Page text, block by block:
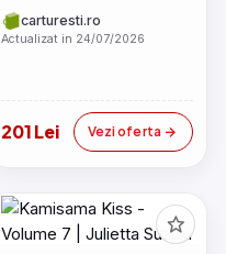
carturesti.ro
Actualizat in 24/07/2026
201 Lei Vezi oferta